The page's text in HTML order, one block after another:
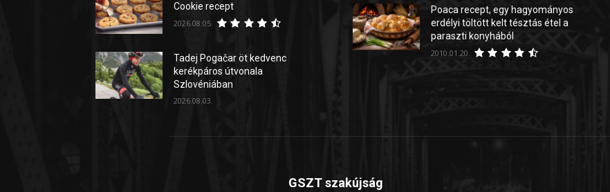
Cookie recept
2026.08.05.
Tadej Pogačar öt kedvenc
kerékpáros útvonala
Szlovéniában
2026.08.03.
Poaca recept, egy hagyományos
erdélyi töltött kelt tésztás étel a
paraszti konyhából
2010.01.20.
GSZT szakújság